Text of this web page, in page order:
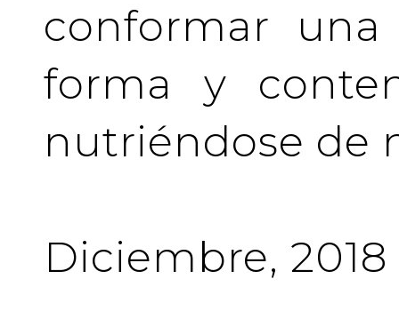
conformar
forma y
nutriéndose de
Diciembre, 2018